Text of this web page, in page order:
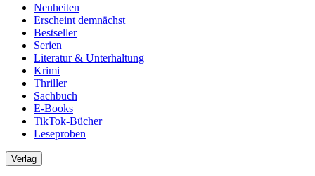
Neuheiten
Erscheint demnächst
Bestseller
Serien
Literatur & Unterhaltung
Krimi
Thriller
Sachbuch
E-Books
TikTok-Bücher
Leseproben
Verlag